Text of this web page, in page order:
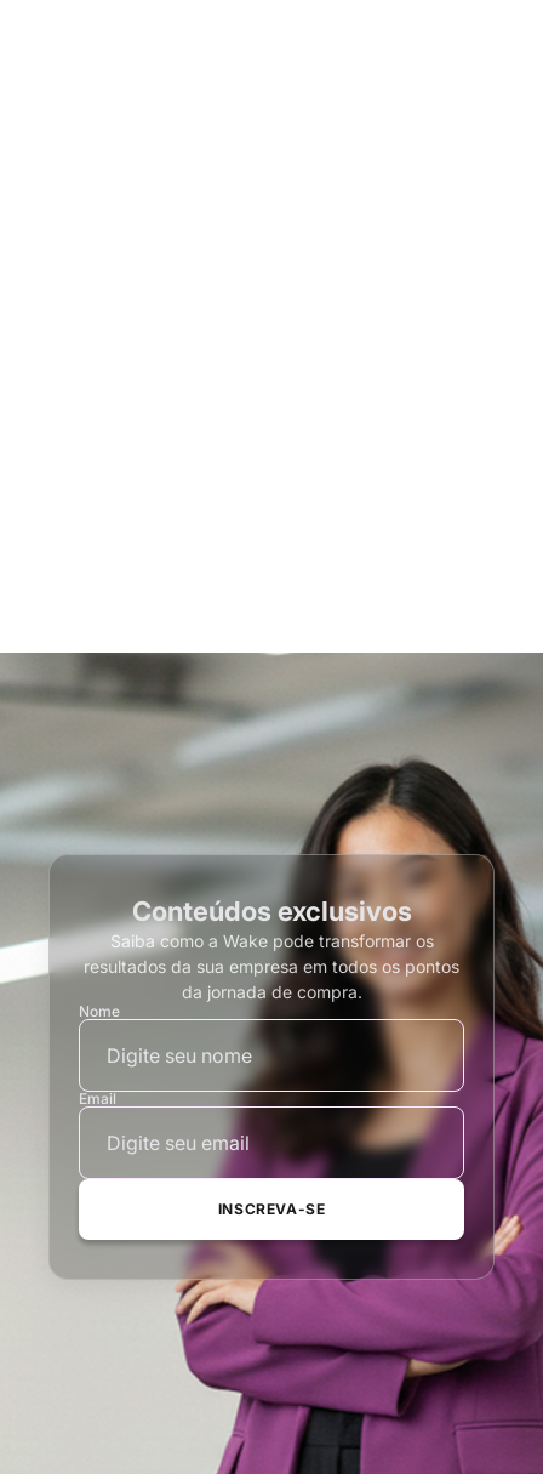
Conteúdos exclusivos
Saiba como a Wake pode transformar os
resultados da sua empresa em todos os pontos
da jornada de compra.
Nome
Email
INSCREVA-SE